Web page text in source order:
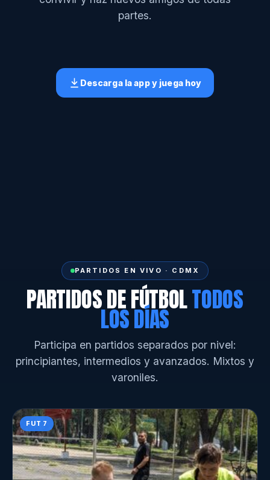
partes.
Descarga la app y juega hoy
PARTIDOS EN VIVO · CDMX
PARTIDOS DE FÚTBOLTODOS
LOS DÍAS
Participa en partidos separados por nivel:
principiantes, intermedios y avanzados. Mixtos y
varoniles.
FUT 7